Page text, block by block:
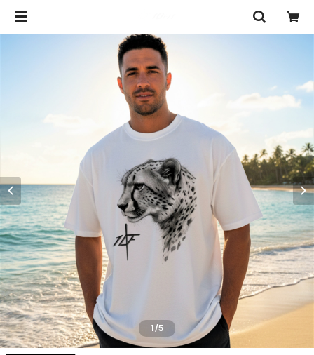
1/5